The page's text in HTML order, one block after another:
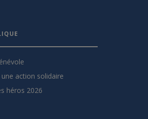
action solidaire
héros 2026